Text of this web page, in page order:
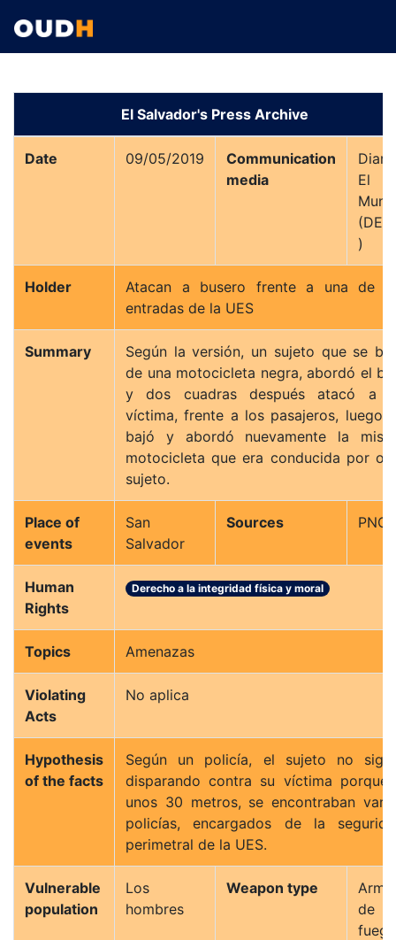
El Salvador's Press Archive
Date 09/05/2019
Communication
media
El
(DEM
)
Holder
Atacan a busero frente a una de
entradas de la UES
Summary
Según la versión, un sujeto que se
de una motocicleta negra, abordó el
y dos cuadras después atacó a
víctima, frente a los pasajeros, luego
bajó y abordó nuevamente la
motocicleta que era conducida por
sujeto.
Place of
events
San
Salvador
Sources PNC
Human
Rights
Derecho a la integridad física y moral
Topics Amenazas
Violating
Acts
No aplica
Hypothesis
of the facts
Según un policía, el sujeto no
disparando contra su víctima porque
unos 30 metros, se encontraban
policías, encargados de la
perimetral de la UES.
Vulnerable
population
Los
hombres
Weapon type
Arma
de
fuego